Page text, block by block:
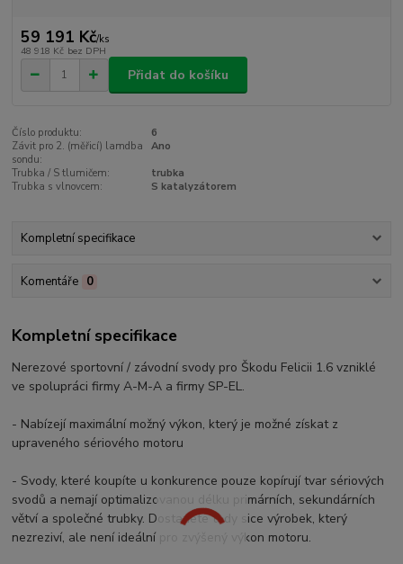
59 191 Kč/ks
48 918 Kč bez DPH
Přidat do košíku
Číslo produktu:
6
Závit pro 2. (měřicí) lamdba
sondu:
Ano
Trubka / S tlumičem:
trubka
Trubka s vlnovcem:
S katalyzátorem
Kompletní specifikace
Komentáře 0
Kompletní specifikace
Nerezové sportovní / závodní svody pro Škodu Felicii 1.6 vzniklé
ve spolupráci firmy A-M-A a firmy SP-EL.
- Nabízejí maximální možný výkon, který je možné získat z
upraveného sériového motoru
- Svody, které koupíte u konkurence pouze kopírují tvar sériových
svodů a nemají optimalizovanou délku primárních, sekundárních
větví a společné trubky. Dostanete tedy sice výrobek, který
nezreziví, ale není ideální pro zvýšený výkon motoru.